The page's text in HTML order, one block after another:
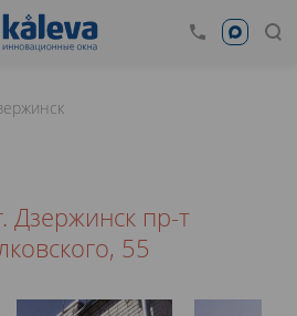
Дзержинск пр-т
55